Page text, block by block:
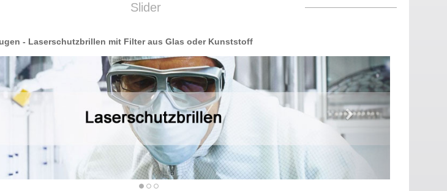
Slider
Laserschutzlösungen, die individuell gefertigt bzw. vor Ort angepasst werden